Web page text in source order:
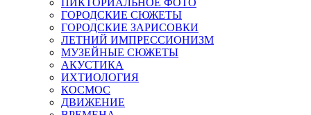
ПИКТОРИАЛЬНОЕ ФОТО
ГОРОДСКИЕ СЮЖЕТЫ
ГОРОДСКИЕ ЗАРИСОВКИ
ЛЕТНИЙ ИМПРЕССИОНИЗМ
МУЗЕЙНЫЕ СЮЖЕТЫ
АКУСТИКА
ИХТИОЛОГИЯ
КОСМОС
ДВИЖЕНИЕ